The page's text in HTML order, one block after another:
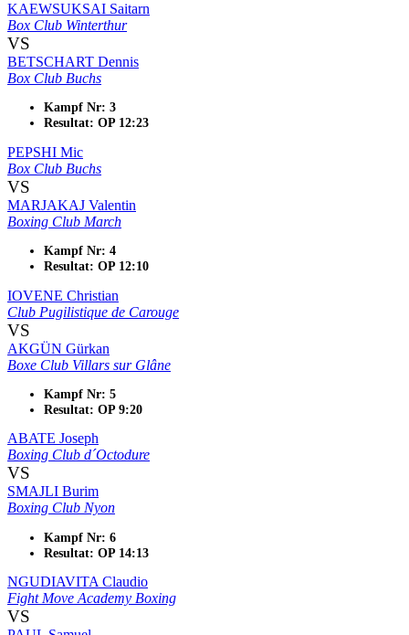
KAEWSUKSAI Saitarn
Box Club Winterthur
VS
BETSCHART Dennis
Box Club Buchs
Kampf Nr: 3
Resultat: OP 12:23
PEPSHI Mic
Box Club Buchs
VS
MARJAKAJ Valentin
Boxing Club March
Kampf Nr: 4
Resultat: OP 12:10
IOVENE Christian
Club Pugilistique de Carouge
VS
AKGÜN Gürkan
Boxe Club Villars sur Glâne
Kampf Nr: 5
Resultat: OP 9:20
ABATE Joseph
Boxing Club d´Octodure
VS
SMAJLI Burim
Boxing Club Nyon
Kampf Nr: 6
Resultat: OP 14:13
NGUDIAVITA Claudio
Fight Move Academy Boxing
VS